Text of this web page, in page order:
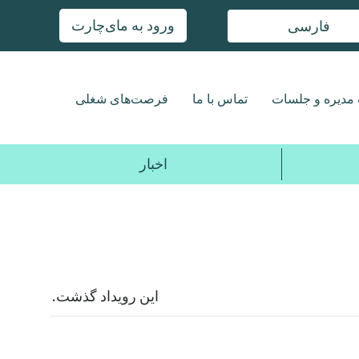
فارسی ورود به مای‌چارت
مدیره و جلسات تماس با ما فرصت‌های شغلی
اخبار
این رویداد گذشت.